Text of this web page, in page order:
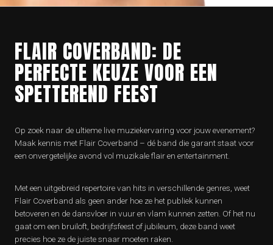
FLAIR COVERBAND: DE
PERFECTE KEUZE VOOR EEN
SPETTEREND FEEST
Op zoek naar de ultieme live muziekervaring voor jouw evenement?
Maak kennis met Flair Coverband – dé band die garant staat voor
een onvergetelijke avond vol muzikale flair en entertainment.
Met een uitgebreid repertoire van hits in verschillende genres, weet
Flair Coverband als geen ander hoe ze het publiek kunnen
betoveren en de dansvloer in vuur en vlam kunnen zetten. Of het nu
gaat om een bruiloft, bedrijfsfeest of jubileum, deze band weet
precies hoe ze de juiste snaar moeten raken.